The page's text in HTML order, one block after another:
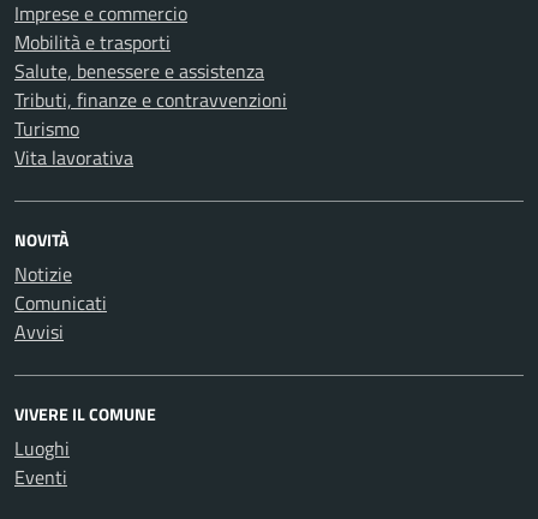
Imprese e commercio
Mobilità e trasporti
Salute, benessere e assistenza
Tributi, finanze e contravvenzioni
Turismo
Vita lavorativa
NOVITÀ
Notizie
Comunicati
Avvisi
VIVERE IL COMUNE
Luoghi
Eventi